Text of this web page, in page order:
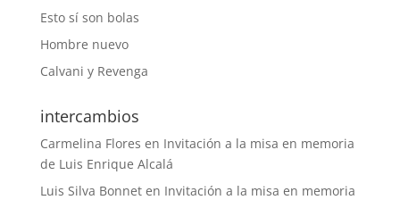
Esto sí son bolas
Hombre nuevo
Calvani y Revenga
intercambios
Carmelina Flores en Invitación a la misa en memoria
de Luis Enrique Alcalá
Luis Silva Bonneten Invitación a la misa en memoria